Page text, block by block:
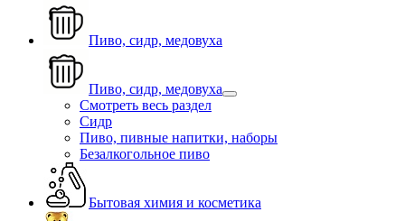
Пиво, сидр, медовуха
Пиво, сидр, медовуха
Смотреть весь раздел
Сидр
Пиво, пивные напитки, наборы
Безалкогольное пиво
Бытовая химия и косметика